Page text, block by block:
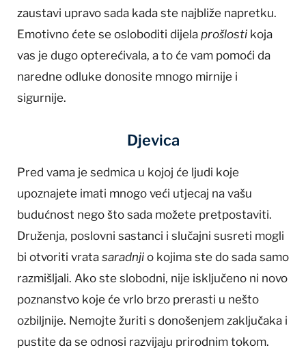
zaustavi upravo sada kada ste najbliže napretku.
Emotivno ćete se osloboditi dijela prošlosti koja
vas je dugo opterećivala, a to će vam pomoći da
naredne odluke donosite mnogo mirnije i
sigurnije.
Djevica
Pred vama je sedmica u kojoj će ljudi koje
upoznajete imati mnogo veći utjecaj na vašu
budućnost nego što sada možete pretpostaviti.
Druženja, poslovni sastanci i slučajni susreti mogli
bi otvoriti vrata saradnji o kojima ste do sada samo
razmišljali. Ako ste slobodni, nije isključeno ni novo
poznanstvo koje će vrlo brzo prerasti u nešto
ozbiljnije. Nemojte žuriti s donošenjem zaključaka i
pustite da se odnosi razvijaju prirodnim tokom.